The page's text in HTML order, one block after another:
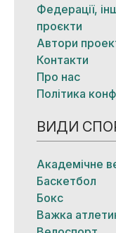
Федерації,
проєкти
Автори
Контакти
Про нас
Політика
ВИДИ
Академічне
Баскетбол
Бокс
Важка